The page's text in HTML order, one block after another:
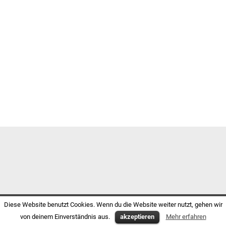
Diese Website benutzt Cookies. Wenn du die Website weiter nutzt, gehen wir
von deinem Einverständnis aus.
akzeptieren Mehr erfahren